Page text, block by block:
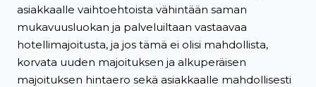
asiakkaalle vaihtoehtoista vähintään saman
mukavuusluokan ja palveluiltaan vastaavaa
hotellimajoitusta, ja jos tämä ei olisi mahdollista,
korvata uuden majoituksen ja alkuperäisen
majoituksen hintaero sekä asiakkaalle mahdollisesti